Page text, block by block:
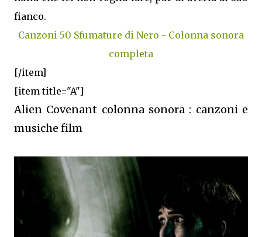
fianco.
Canzoni 50 Sfumature di Nero - Colonna sonora
completa
[/item]
[item title="A"]
Alien Covenant colonna sonora : canzoni e
musiche film